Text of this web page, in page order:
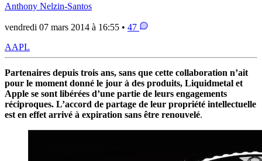
Anthony Nelzin-Santos
vendredi 07 mars 2014 à 16:55 • 47
AAPL
Partenaires depuis trois ans, sans que cette collaboration n’ait
pour le moment donné le jour à des produits, Liquidmetal et
Apple se sont libérées d’une partie de leurs engagements
réciproques. L’accord de partage de leur propriété intellectuelle
est en effet arrivé à expiration sans être renouvelé.